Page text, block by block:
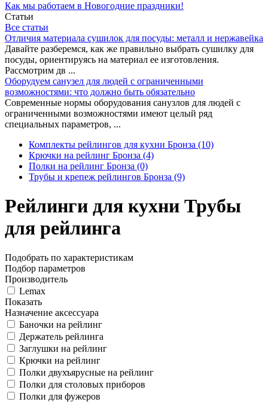
Как мы работаем в Новогодние праздники!
Статьи
Все статьи
Отличия материала сушилок для посуды: металл и нержавейка
Давайте разберемся, как же правильно выбрать сушилку для
посуды, ориентируясь на материал ее изготовления.
Рассмотрим дв ...
Оборудуем санузел для людей с ограниченными
возможностями: что должно быть обязательно
Современные нормы оборудования санузлов для людей с
ограниченными возможностями имеют целый ряд
специальных параметров, ...
Комплекты рейлингов для кухни Бронза (10)
Крючки на рейлинг Бронза (4)
Полки на рейлинг Бронза (0)
Трубы и крепеж рейлингов Бронза (9)
Рейлинги для кухни Трубы
для рейлинга
Подобрать по характеристикам
Подбор параметров
Производитель
Lemax
Показать
Назначение аксессуара
Баночки на рейлинг
Держатель рейлинга
Заглушки на рейлинг
Крючки на рейлинг
Полки двухъярусные на рейлинг
Полки для столовых приборов
Полки для фужеров